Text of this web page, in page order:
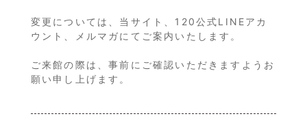
変更については、当サイト、120公式LINEアカ
ウント、メルマガにてご案内いたします。
ご来館の際は、事前にご確認いただきますようお
願い申し上げます。